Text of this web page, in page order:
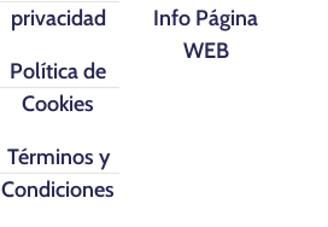
privacidad
Política de
Cookies
Términos y
Condiciones
Info Página
WEB